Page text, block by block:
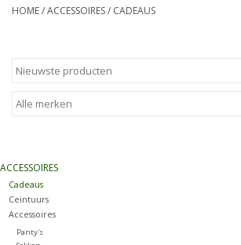
Nieuwe collectie
Accessoires
Schoenen
Merken
HOME/ACCESSOIRES/ CADEAUS
ACCESSOIRES
Cadeaus
Ceintuurs
Accessoires
Panty's